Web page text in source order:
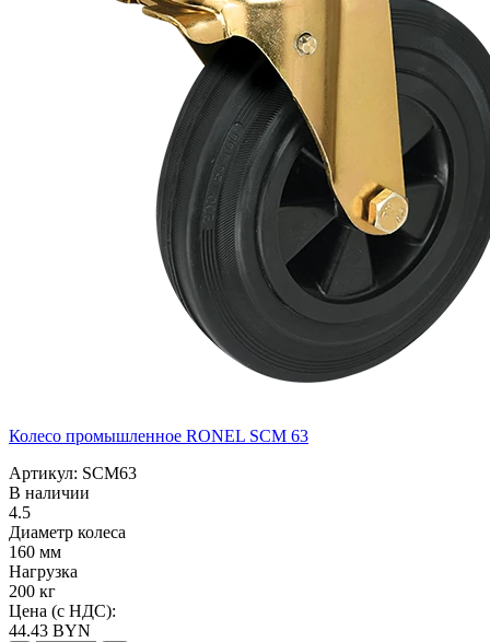
Колесо промышленное RONEL SCM 63
Артикул: SCM63
В наличии
4.5
Диаметр колеса
160 мм
Нагрузка
200 кг
Цена (с НДС):
44.43 BYN